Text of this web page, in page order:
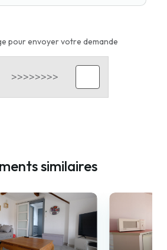
pour envoyer votre demande
similaires